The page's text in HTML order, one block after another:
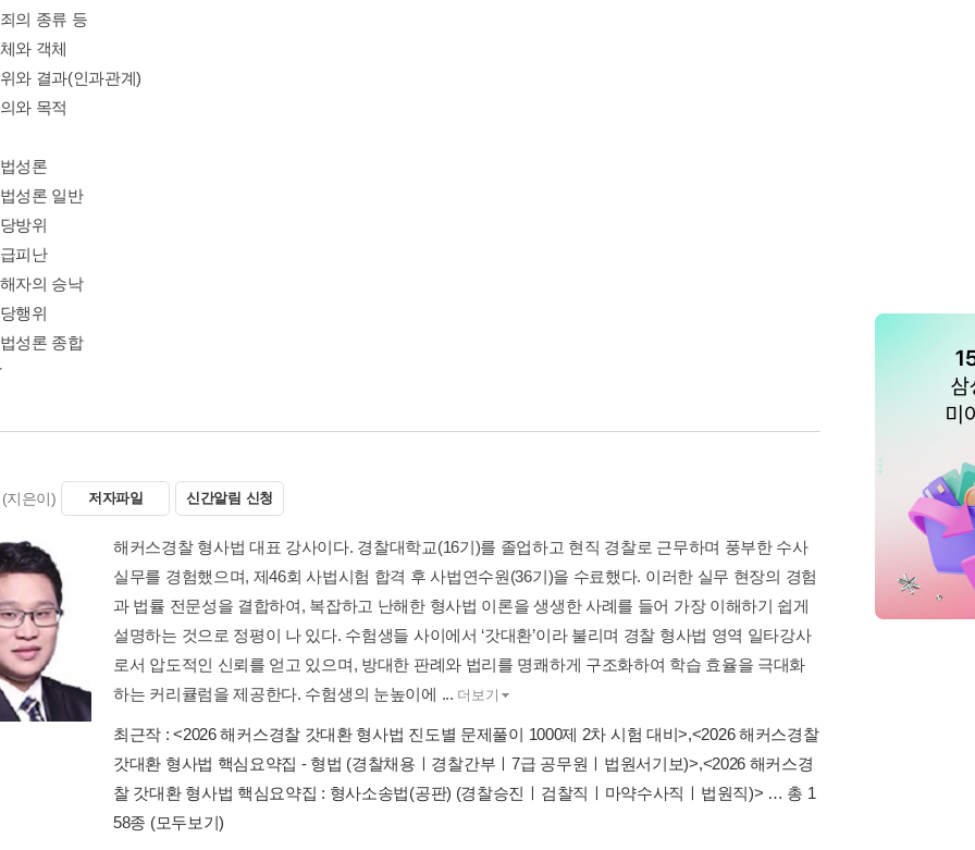
의 종류 등
와 객체
와 결과(인과관계)
와 목적
성론
성론 일반
방위
피난
자의 승낙
행위
성론 종합
(지은이) 저자파일 신간알림 신청
해커스경찰 형사법 대표 강사이다. 경찰대학교(16기)를 졸업하고 현직 경찰로 근무하며 풍부한 수사
실무를 경험했으며, 제46회 사법시험 합격 후 사법연수원(36기)을 수료했다. 이러한 실무 현장의 경험
과 법률 전문성을 결합하여, 복잡하고 난해한 형사법 이론을 생생한 사례를 들어 가장 이해하기 쉽게
설명하는 것으로 정평이 나 있다. 수험생들 사이에서 ‘갓대환’이라 불리며 경찰 형사법 영역 일타강사
로서 압도적인 신뢰를 얻고 있으며, 방대한 판례와 법리를 명쾌하게 구조화하여 학습 효율을 극대화
하는 커리큘럼을 제공한다. 수험생의 눈높이에 ... 더보기
최근작 :<2026 해커스경찰 갓대환 형사법 진도별 문제풀이 1000제 2차 시험 대비>,<2026 해커스경찰
갓대환 형사법 핵심요약집 - 형법 (경찰채용ㅣ경찰간부ㅣ7급 공무원ㅣ법원서기보)>,<2026 해커스경
찰 갓대환 형사법 핵심요약집 : 형사소송법(공판) (경찰승진ㅣ검찰직ㅣ마약수사직ㅣ법원직)> … 총 1
58종 (모두보기)